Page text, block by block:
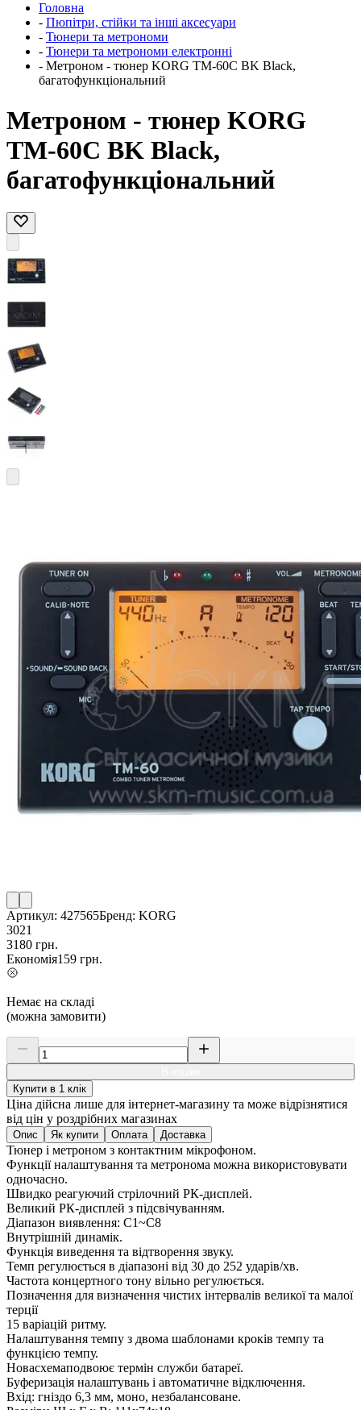
Головна
- Пюпітри, стійки та інші аксесуари
- Тюнери та метрономи
- Тюнери та метрономи електронні
- Метроном - тюнер KORG TM-60C BK Black,
багатофункціональний
Метроном - тюнер KORG
TM-60C BK Black,
багатофункціональний
Артикул: 427565Бренд: KORG
3021
3180 грн.
Економія159 грн.
Немає на складі
(можна замовити)
Купити в 1 клік
Ціна дійсна лише для інтернет-магазину та може відрізнятися
від цін у роздрібних магазинах
Опис Як купити Оплата Доставка
Тюнер і метроном з контактним мікрофоном.
Функції налаштування та метронома можна використовувати
одночасно.
Швидко реагуючий стрілочний РК-дисплей.
Великий РК-дисплей з підсвічуванням.
Діапазон виявлення: C1~C8
Внутрішній динамік.
Функція виведення та відтворення звуку.
Темп регулюється в діапазоні від 30 до 252 ударів/хв.
Частота концертного тону вільно регулюється.
Позначення для визначення чистих інтервалів великої та малої
терції
15 варіацій ритму.
Налаштування темпу з двома шаблонами кроків темпу та
функцією темпу.
Новасхемаподвоює термін служби батареї.
Буферизація налаштувань і автоматичне відключення.
Вхід: гніздо 6,3 мм, моно, незбалансоване.